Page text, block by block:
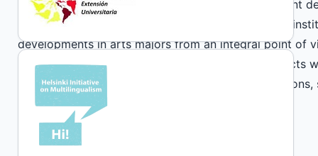
importance of the dialogue of knowledge in the joint
sustainability. This dialogue is also part of an inter-
developments in arts majors from an integral point of
university careers chairs, but also to specific projects
coordination with state and civil society
community territories.
Author Biographies